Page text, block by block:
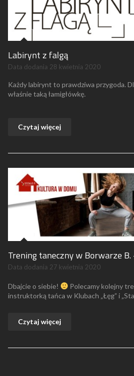
Labirynt z falgą
Data dodania 28 kwietnia 2020
Każdy labirynt to prawdziwa przygoda.
właśnie taką łamigłówkę.
Czytaj więcej
Trening taneczny w Borwarze B.
Data dodania 27 kwietnia 2020
Dbajcie o siebie!
Polecamy kolejny
instruktorką tańca w Klubach „Łęg” i
Czytaj więcej